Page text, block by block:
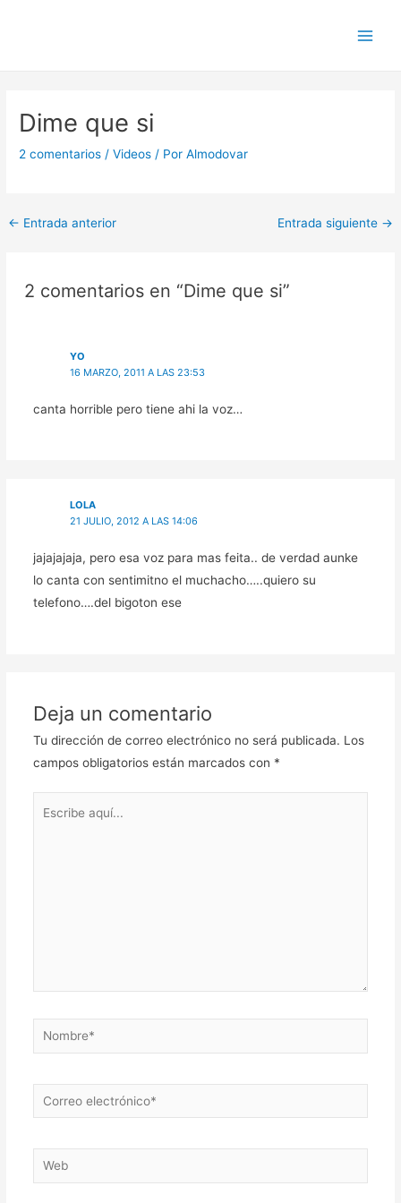
Dime que si
2 comentarios /Videos / PorAlmodovar
← Entrada anterior Entrada siguiente →
2 comentarios en “Dime que si”
YO
16 MARZO, 2011 A LAS 23:53
canta horrible pero tiene ahi la voz…
LOLA
21 JULIO, 2012 A LAS 14:06
jajajajaja, pero esa voz para mas feita.. de verdad aunke
lo canta con sentimitno el muchacho…..quiero su
telefono….del bigoton ese
Deja un comentario
Tu dirección de correo electrónico no será publicada. Los
campos obligatorios están marcados con *
Nombre*
Correo
electrónico*
Web